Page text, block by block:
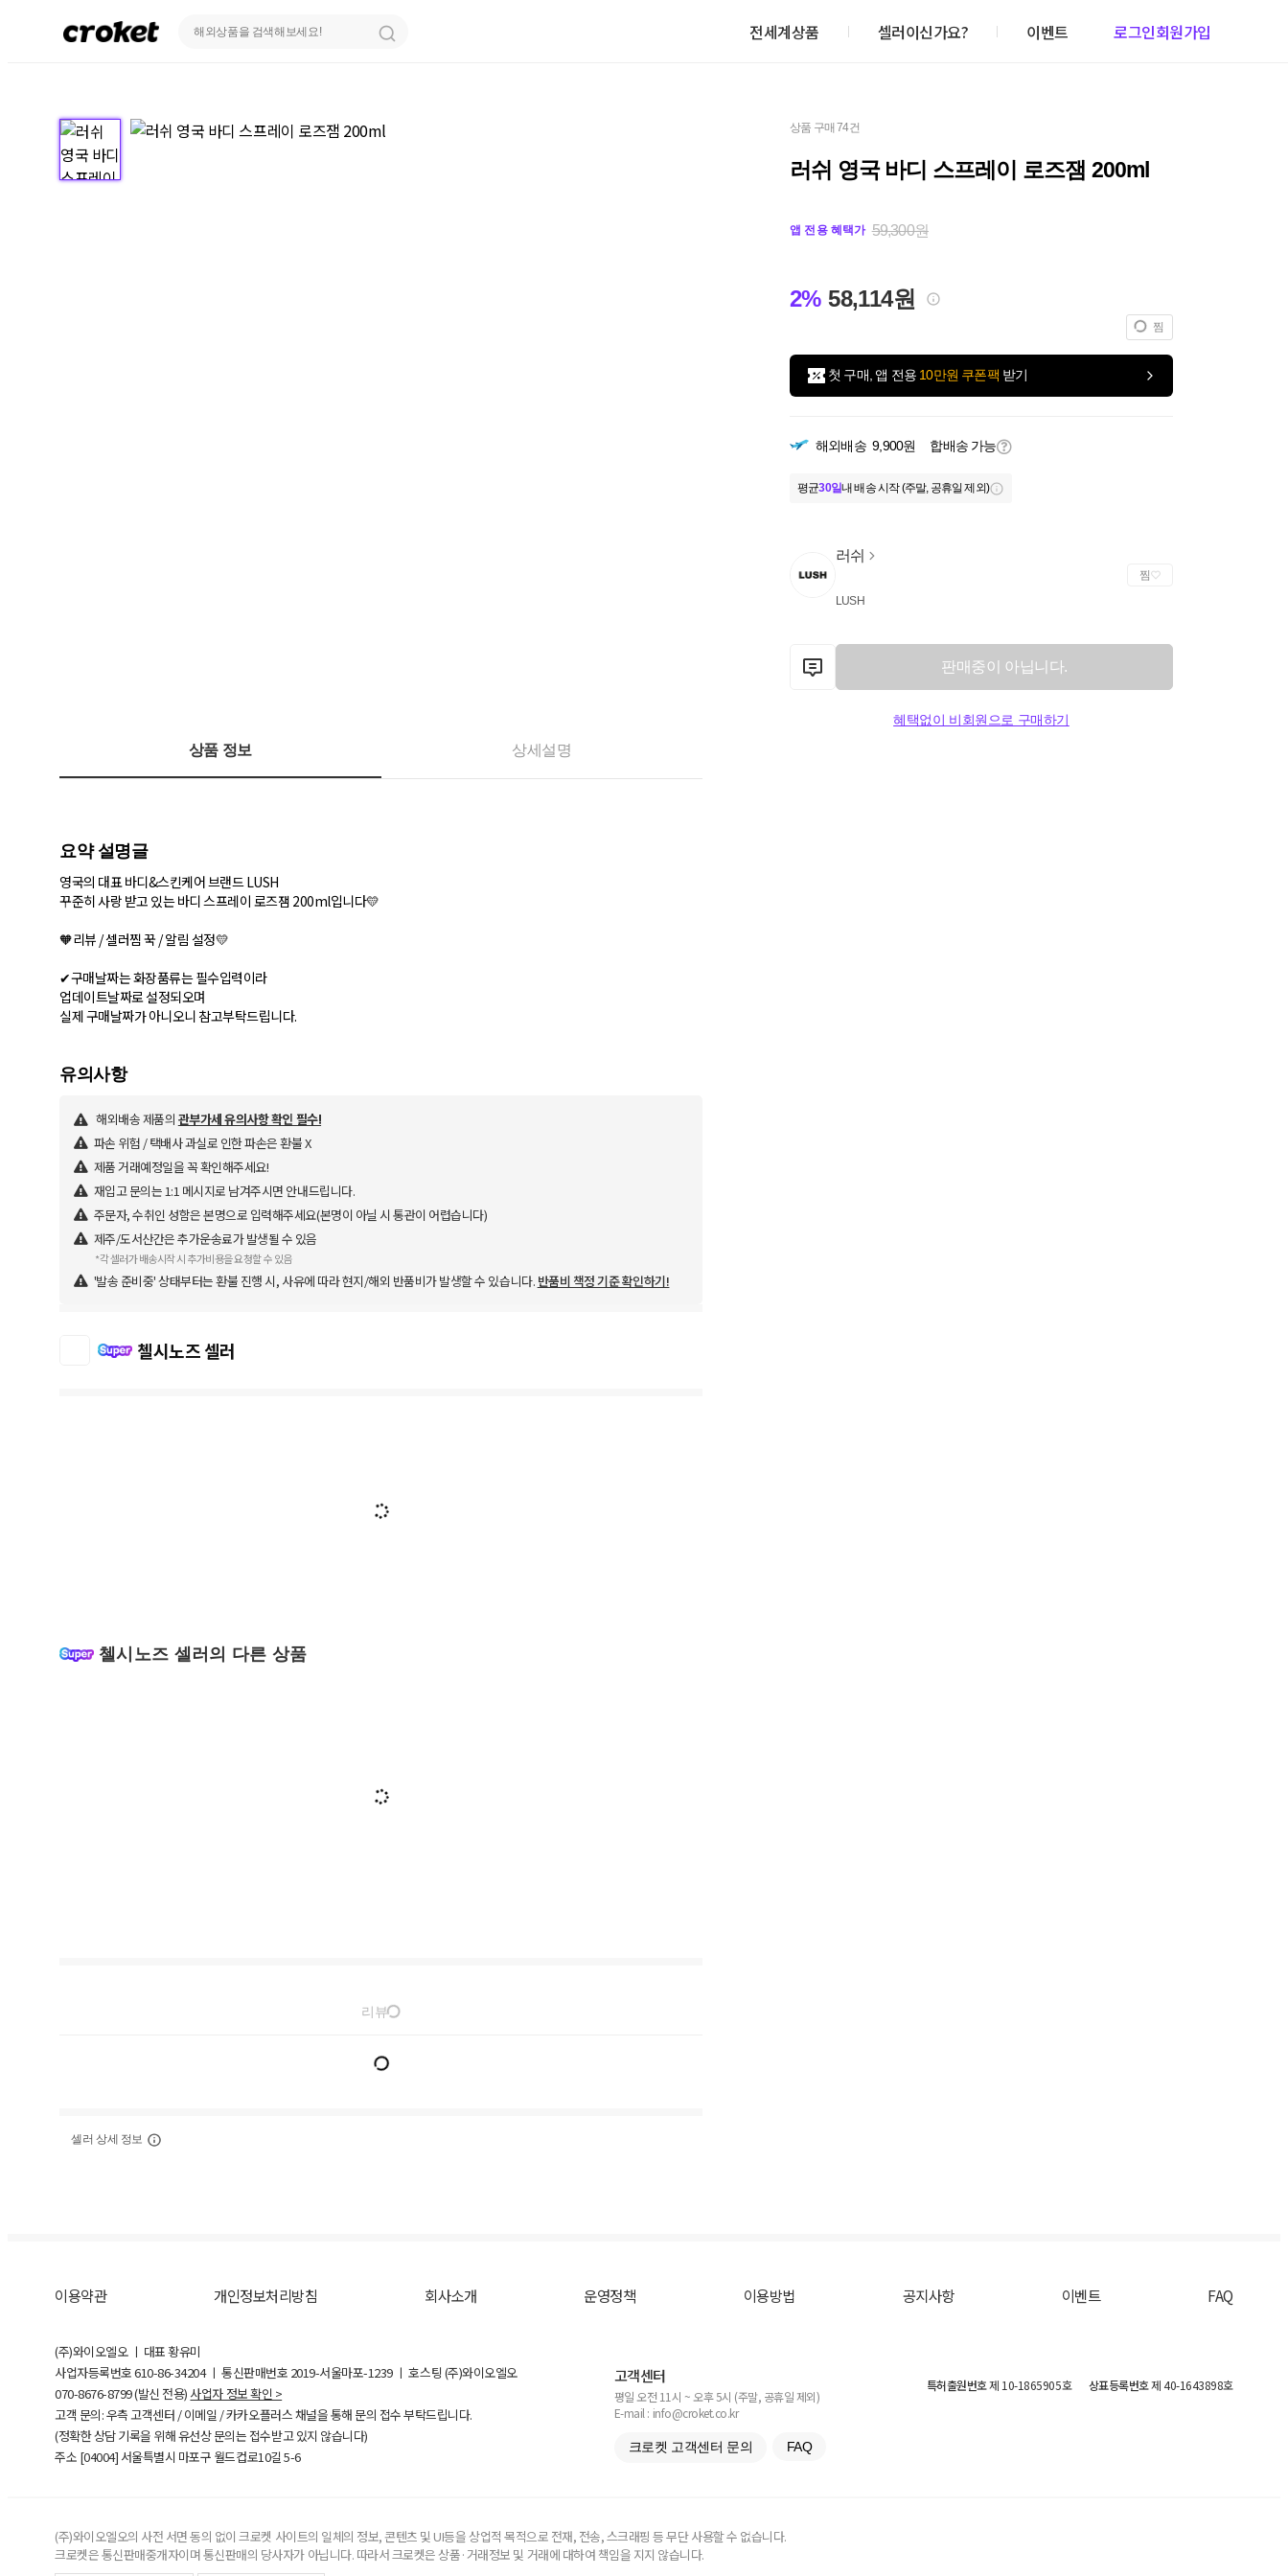
전세계상품 셀러이신가요? 이벤트 로그인회원가입
상품 구매 74건
러쉬 영국 바디 스프레이 로즈잼 200ml
앱 전용 혜택가 59,300원
2% 58,114원
찜
첫 구매, 앱 전용 10만원 쿠폰팩 받기
해외배송 9,900원 합배송 가능
평균30일내 배송 시작 (주말, 공휴일 제외)
러쉬
LUSH
찜
판매중이 아닙니다.
혜택없이 비회원으로 구매하기
상품 정보 상세설명
요약 설명글
영국의 대표 바디&스킨케어 브랜드 LUSH
꾸준히 사랑 받고 있는 바디 스프레이 로즈잼 200ml입니다💛
🧡리뷰 / 셀러찜 꾹 / 알림 설정💛
✔구매날짜는 화장품류는 필수입력이라
업데이트날짜로 설정되오며
실제 구매날짜가 아니오니 참고부탁드립니다.
유의사항
해외배송 제품의 관부가세 유의사항 확인 필수!
파손 위험 / 택배사 과실로 인한 파손은 환불 X
제품 거래예정일을 꼭 확인해주세요!
재입고 문의는 1:1 메시지로 남겨주시면 안내드립니다.
주문자, 수취인 성함은 본명으로 입력해주세요(본명이 아닐 시 통관이 어렵습니다)
제주/도서산간은 추가운송료가 발생될 수 있음
*각 셀러가 배송시작 시 추가비용을 요청할 수 있음
'발송 준비중' 상태부터는 환불 진행 시, 사유에 따라 현지/해외 반품비가 발생할 수 있습니다. 반품비 책정 기준 확인하기!
첼시노즈 셀러
첼시노즈 셀러의 다른 상품
리뷰
셀러 상세 정보
이용약관 개인정보처리방침 회사소개 운영정책 이용방법 공지사항 이벤트 FAQ
(주)와이오엘오 ㅣ 대표 황유미
사업자등록번호610-86-34204ㅣ 통신판매번호 2019-서울마포-1239 ㅣ 호스팅 (주)와이오엘오
070-8676-8799 (발신 전용) 사업자 정보 확인 >
고객 문의: 우측 고객센터 / 이메일 / 카카오플러스 채널을 통해 문의 접수 부탁드립니다.
(정확한 상담 기록을 위해 유선상 문의는 접수받고 있지 않습니다)
주소 [04004] 서울특별시 마포구 월드컵로10길5-6
고객센터
평일 오전 11시 ~ 오후 5시 (주말, 공휴일 제외)
E-mail : info@croket.co.kr
크로켓 고객센터 문의 FAQ
특허출원번호제 10-1865905호 상표등록번호제 40-1643898호
(주)와이오엘오의 사전 서면 동의 없이 크로켓 사이트의 일체의 정보, 콘텐츠 및 UI등을 상업적 목적으로 전재, 전송, 스크래핑 등 무단 사용할 수 없습니다.
크로켓은 통신판매중개자이며 통신판매의 당사자가 아닙니다. 따라서 크로켓은 상품·거래정보 및 거래에 대하여 책임을 지지 않습니다.